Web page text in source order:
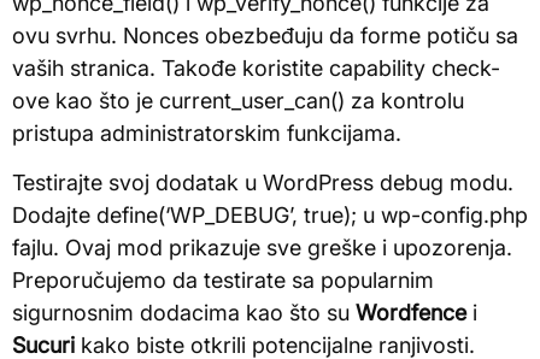
ovu svrhu. Nonces obezbeđuju da forme potiču sa
vaših stranica. Takođe koristite capability check-
ove kao što je current_user_can() za kontrolu
pristupa administratorskim funkcijama.
Testirajte svoj dodatak u WordPress debug modu.
Dodajte define(‘WP_DEBUG’, true); u wp-config.php
fajlu. Ovaj mod prikazuje sve greške i upozorenja.
Preporučujemo da testirate sa popularnim
sigurnosnim dodacima kao što su Wordfencei
Sucuri kako biste otkrili potencijalne ranjivosti.